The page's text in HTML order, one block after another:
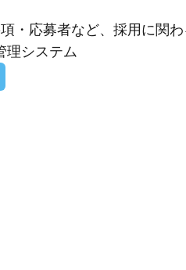
・応募者など、採用に関
理システム